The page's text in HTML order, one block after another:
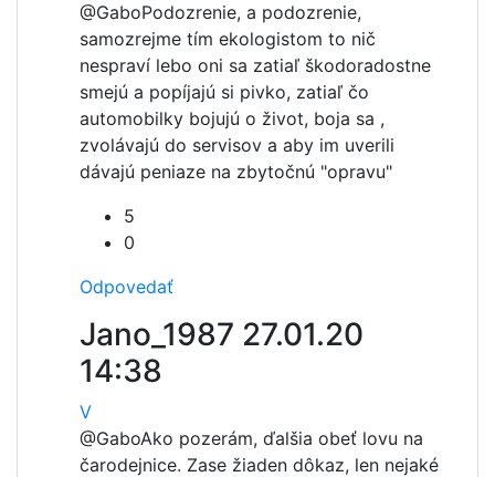
@GaboPodozrenie, a podozrenie,
samozrejme tím ekologistom to nič
nespraví lebo oni sa zatiaľ škodoradostne
smejú a popíjajú si pivko, zatiaľ čo
automobilky bojujú o život, boja sa ,
zvolávajú do servisov a aby im uverili
dávajú peniaze na zbytočnú "opravu"
5
0
Odpovedať
Jano_1987 27.01.20
14:38
V
@GaboAko pozerám, ďalšia obeť lovu na
čarodejnice. Zase žiaden dôkaz, len nejaké